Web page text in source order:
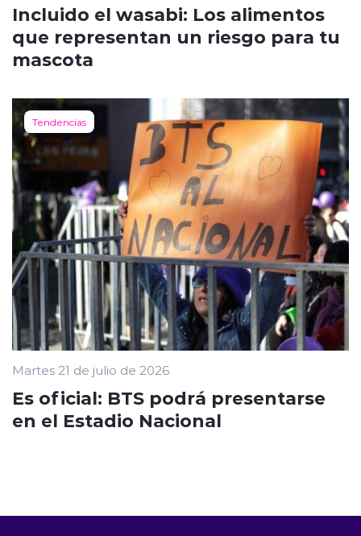
Incluido el wasabi: Los alimentos
que representan un riesgo para tu
mascota
Tendencias
Martes 21 de julio de 2026
Es oficial: BTS podrá presentarse
en el Estadio Nacional